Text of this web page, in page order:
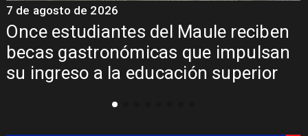
Once estudiantes del Maule reciben
becas gastronómicas que impulsan
su ingreso a la educación superior
7 de agosto de 2026